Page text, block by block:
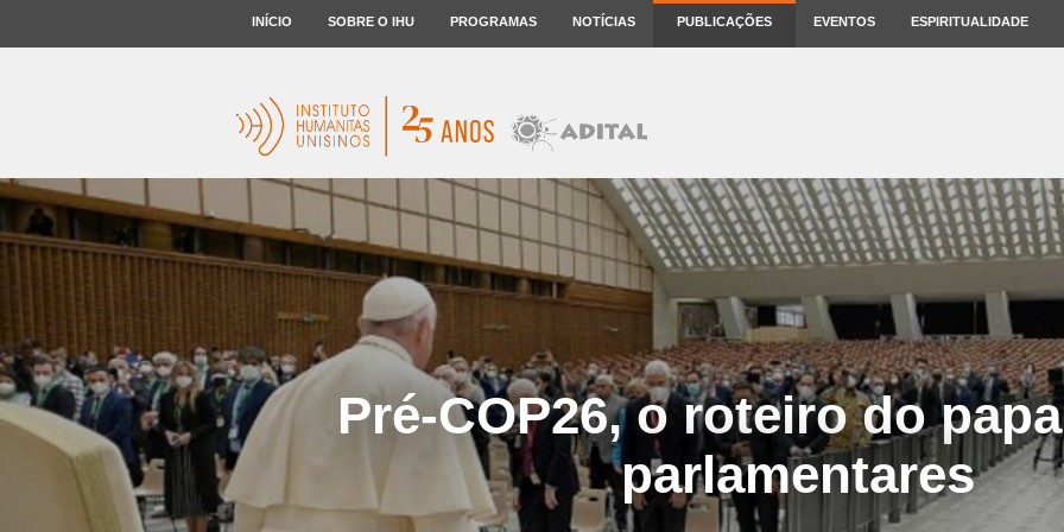
INÍCIO SOBRE O IHU PROGRAMAS NOTÍCIAS PUBLICAÇÕES EVENTOS ESPIRITUALIDADE
Pré-COP26, o roteiro do
parlamentares